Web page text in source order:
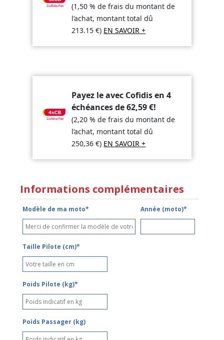
(1,50 % de frais du montant de
l’achat, montant total dû
213.15€) EN SAVOIR +
Payez le avec Cofidis en 4
échéances de62,59€!
(2,20 % de frais du montant de
l’achat, montant total dû
250,36€) EN SAVOIR +
Informations complémentaires
Modèle de ma moto* Année (moto)*
Taille Pilote (cm)*
Poids Pilote (kg)*
Poids Passager (kg)